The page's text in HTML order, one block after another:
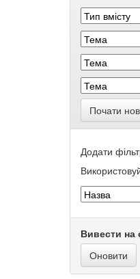
Почати
Додати
Вивести на